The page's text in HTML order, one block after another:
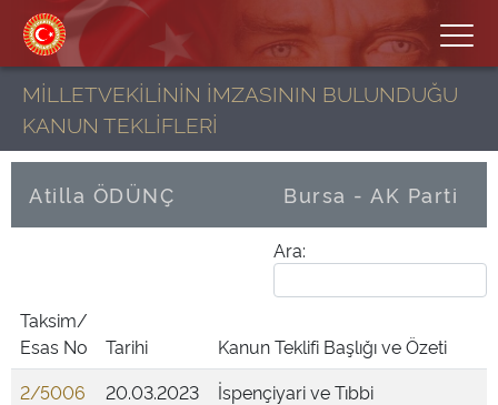
MİLLETVEKİLİNİN İMZASININ BULUNDUĞU
KANUN TEKLİFLERİ
Atilla ÖDÜNÇ Bursa - AK Parti
Ara:
Taksim/
Esas No
Tarihi
Kanun Teklifi Başlığı ve Özeti
2/5006
20.03.2023
İspençiyari ve Tıbbi